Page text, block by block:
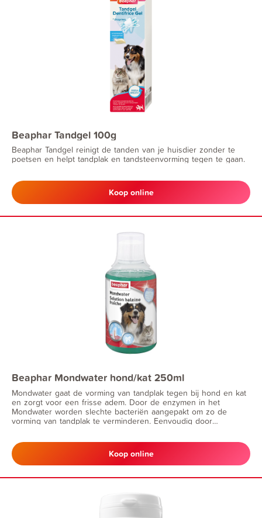
Beaphar Tandgel 100g
Beaphar Tandgel reinigt de tanden van je huisdier zonder te
poetsen en helpt tandplak en tandsteenvorming tegen te gaan.
Koop online
Beaphar Mondwater hond/kat 250ml
Mondwater gaat de vorming van tandplak tegen bij hond en kat
en zorgt voor een frisse adem. Door de enzymen in het
Mondwater worden slechte bacteriën aangepakt om zo de
vorming van tandplak te verminderen. Eenvoudig door
Koop online